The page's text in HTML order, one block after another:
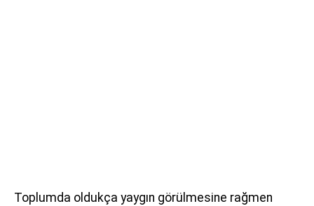
Toplumda oldukça yaygın görülmesine rağmen